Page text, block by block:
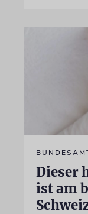
Dieser
ist am